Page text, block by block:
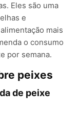
Eles são uma
e
mais
o consumo
por semana.
peixes
de peixe